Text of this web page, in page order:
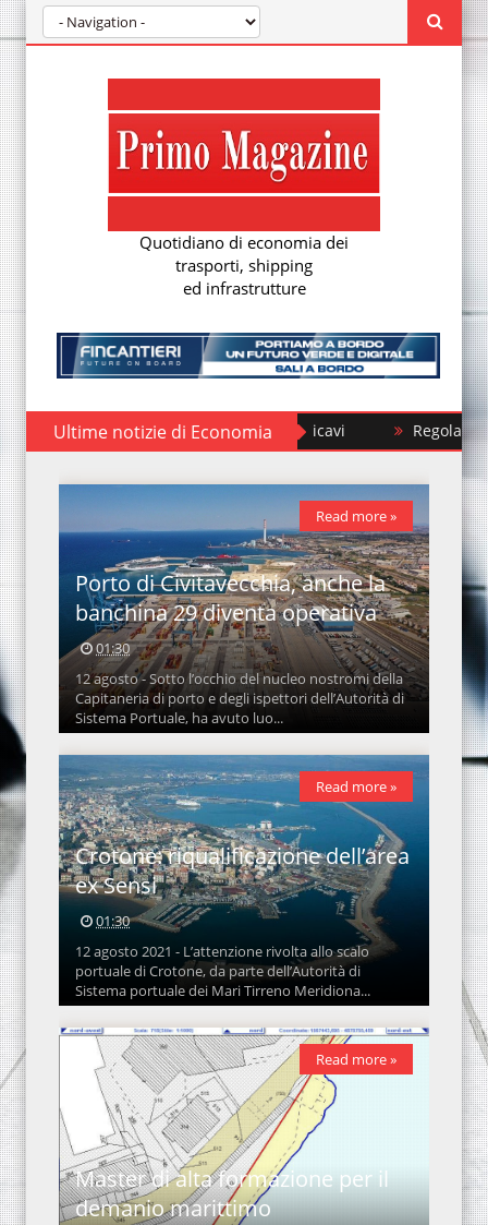
Quotidiano di economia dei
trasporti, shipping
ed infrastrutture
Ultime notizie di Economia Regolamento
Porto di Civitavecchia, anche la
banchina 29 diventa operativa
01:30
12 agosto - Sotto l’occhio del nucleo nostromi della
Capitaneria di porto e degli ispettori dell’Autorità di
Sistema Portuale, ha avuto luo...
Read more »
Crotone: riqualificazione dell’area
ex Sensi
01:30
12 agosto 2021 - L’attenzione rivolta allo scalo
portuale di Crotone, da parte dell’Autorità di
Sistema portuale dei Mari Tirreno Meridiona...
Read more »
Master di alta formazione per il
demanio marittimo
Read more »